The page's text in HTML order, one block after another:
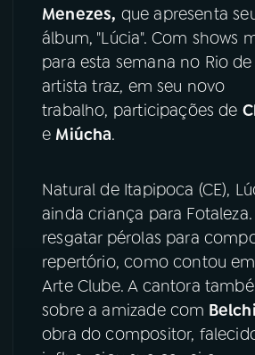
ACOMPANHE A RÁDIO MEC
Instagram
TikTok
Menezes, que apresenta
álbum, "Lúcia". Com shows
para esta semana no Rio
artista traz, em seu novo
trabalho, participações de
e Miúcha.
Natural de Itapipoca (CE),
ainda criança para
resgatar pérolas para
repertório, como contou
Arte Clube. A cantora
sobre a amizade com
obra do compositor,